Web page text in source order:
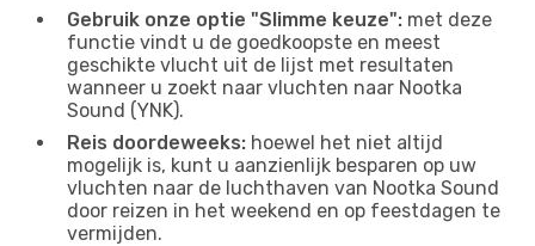
Gebruik onze optie "Slimme keuze": met deze
functie vindt u de goedkoopste en meest
geschikte vlucht uit de lijst met resultaten
wanneer u zoekt naar vluchten naar Nootka
Sound (YNK).
Reis doordeweeks: hoewel het niet altijd
mogelijk is, kunt u aanzienlijk besparen op uw
vluchten naar de luchthaven van Nootka Sound
door reizen in het weekend en op feestdagen te
vermijden.